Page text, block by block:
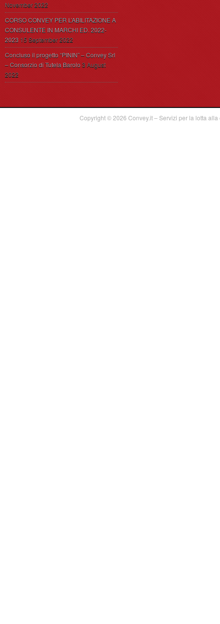
November 2022
CORSO CONVEY PER L’ABILITAZIONE A
CONSULENTE IN MARCHI ED. 2022-
2023 15 September 2022
Concluso il progetto “PININ” – Convey Srl
– Consorzio di Tutela Barolo 3 August
2022
Copyright © 2026Convey.it – Servizi per la lotta